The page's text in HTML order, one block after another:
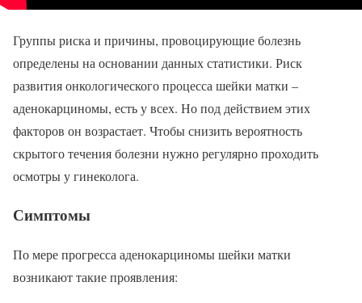
Группы риска и причины, провоцирующие болезнь
определены на основании данных статистики. Риск
развития онкологического процесса шейки матки –
аденокарциномы, есть у всех. Но под действием этих
факторов он возрастает. Чтобы снизить вероятность
скрытого течения болезни нужно регулярно проходить
осмотры у гинеколога.
Симптомы
По мере прогресса аденокарциномы шейки матки
возникают такие проявления: